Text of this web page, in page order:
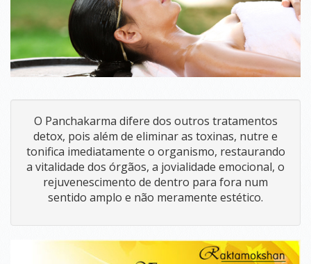
COMO CHEGAR
CURSOS
EVENTOS
MULHERES
UBATUBA
RETIRO ESPECIALIDADE E SAÚDE DA MULHER
RETIRO AUTOCUIDADO
RETIRO MENOPAUSA
RETIRO SAÚDE MENTAL
WORKSHOPS E OFICINAS
OFICINA PRESECIAL DE YOGATERAPIA HORMONAL
O Panchakarma difere dos outros tratamentos
detox, pois além de eliminar as toxinas, nutre e
tonifica imediatamente o organismo, restaurando
a vitalidade dos órgãos, a jovialidade emocional, o
rejuvenescimento de dentro para fora num
sentido amplo e não meramente estético.